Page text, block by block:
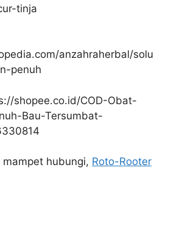
tinja
anzahraherbal/solu
penuh
shopee.co.id/COD-Obat-
Bau-Tersumbat-
hubungi, Roto-Rooter